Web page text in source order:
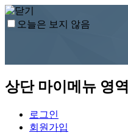
오늘은 보지 않음
상단 마이메뉴 영역
로그인
회원가입